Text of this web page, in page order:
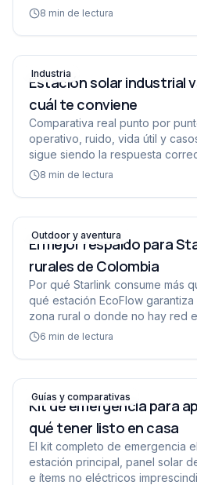
8 min de lectura
Estación solar industrial vs
Industria
Estación solar industrial
cuál te conviene
Comparativa real punto por
operativo, ruido, vida útil y
sigue siendo la respuesta
8 min de lectura
El mejor respaldo para
Outdoor y aventura
El mejor respaldo para
rurales de Colombia
Por qué Starlink consume más
qué estación EcoFlow
zona rural o donde no hay red
6 min de lectura
Kit de emergencia para
Guías y comparativas
Kit de emergencia para
qué tener listo en casa
El kit completo de emergencia
estación principal, panel solar
e ítems no eléctricos